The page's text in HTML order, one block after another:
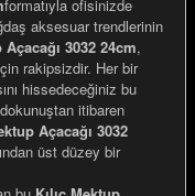
formatıyla ofisinizde
aksesuar trendlerinin
Açacağı 3032 24cm,
rakipsizdir. Her bir
hissedeceğiniz bu
itibaren
Açacağı 3032
üst düzey bir